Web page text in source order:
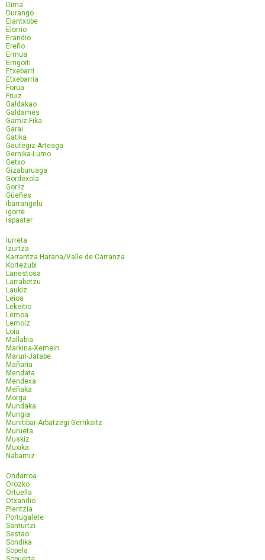
Dima
Durango
Elantxobe
Elorrio
Erandio
Ereño
Ermua
Errigoiti
Etxebarri
Etxebarria
Forua
Fruiz
Galdakao
Galdames
Gamiz-Fika
Garai
Gatika
Gautegiz Arteaga
Gernika-Lumo
Getxo
Gizaburuaga
Gordexola
Gorliz
Güeñes
Ibarrangelu
Igorre
Ispaster
Iurreta
Izurtza
Karrantza Harana/Valle de Carranza
Kortezubi
Lanestosa
Larrabetzu
Laukiz
Leioa
Lekeitio
Lemoa
Lemoiz
Loiu
Mallabia
Markina-Xemein
Maruri-Jatabe
Mañaria
Mendata
Mendexa
Meñaka
Morga
Mundaka
Mungia
Munitibar-Arbatzegi Gerrikaitz
Murueta
Muskiz
Muxika
Nabarniz
Ondarroa
Orozko
Ortuella
Otxandio
Plentzia
Portugalete
Santurtzi
Sestao
Sondika
Sopela